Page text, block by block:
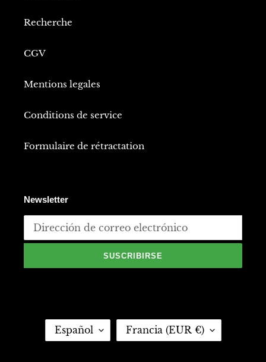
Recherche
CGV
Mentions legales
Conditions de service
Formulaire de rétractation
Newsletter
SUSCRIBIRSE
Español Francia (EUR €)